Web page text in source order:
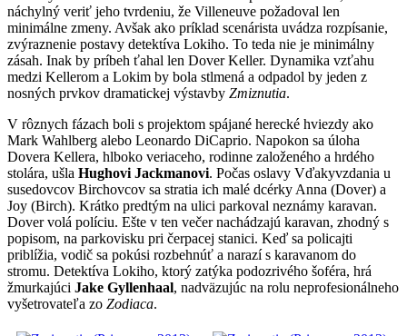
náchylný veriť jeho tvrdeniu, že Villeneuve požadoval len
minimálne zmeny. Avšak ako príklad scenárista uvádza rozpísanie,
zvýraznenie postavy detektíva Lokiho. To teda nie je minimálny
zásah. Inak by príbeh ťahal len Dover Keller. Dynamika vzťahu
medzi Kellerom a Lokim by bola stlmená a odpadol by jeden z
nosných prvkov dramatickej výstavby Zmiznutia.
V rôznych fázach boli s projektom spájané herecké hviezdy ako
Mark Wahlberg alebo Leonardo DiCaprio. Napokon sa úloha
Dovera Kellera, hlboko veriaceho, rodinne založeného a hrdého
stolára, ušla Hughovi Jackmanovi. Počas oslavy Vďakyvzdania u
susedovcov Birchovcov sa stratia ich malé dcérky Anna (Dover) a
Joy (Birch). Krátko predtým na ulici parkoval neznámy karavan.
Dover volá políciu. Ešte v ten večer nachádzajú karavan, zhodný s
popisom, na parkovisku pri čerpacej stanici. Keď sa policajti
priblížia, vodič sa pokúsi rozbehnúť a narazí s karavanom do
stromu. Detektíva Lokiho, ktorý zatýka podozrivého šoféra, hrá
žmurkajúci Jake Gyllenhaal, nadväzujúc na rolu neprofesionálneho
vyšetrovateľa zo Zodiaca.